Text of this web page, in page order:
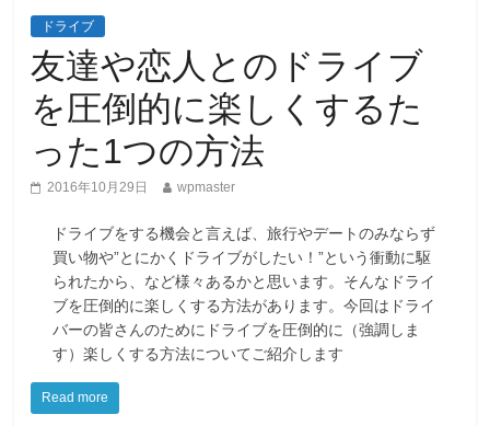
ドライブ
友達や恋人とのドライブ
を圧倒的に楽しくするた
った1つの方法
2016年10月29日 wpmaster
ドライブをする機会と言えば、旅行やデートのみならず
買い物や”とにかくドライブがしたい！”という衝動に駆
られたから、など様々あるかと思います。そんなドライ
ブを圧倒的に楽しくする方法があります。今回はドライ
バーの皆さんのためにドライブを圧倒的に（強調しま
す）楽しくする方法についてご紹介します
Read more